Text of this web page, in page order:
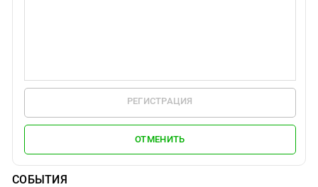
РЕГИСТРАЦИЯ
ОТМЕНИТЬ
СОБЫТИЯ